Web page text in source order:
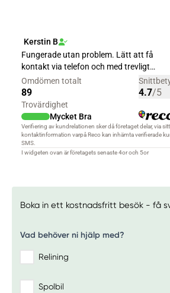
Boka in ett kostnadsfritt besök - få
Vad behöver ni hjälp med?
Relining
Spolbil